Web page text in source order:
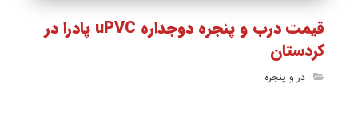
قیمت درب و پنجره دوجداره uPVC پادرا در
کردستان
در و پنجره